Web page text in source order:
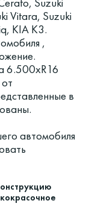
Vitara, Suzuki
KIA K3.
,
6.500xR16
в
автомобиля